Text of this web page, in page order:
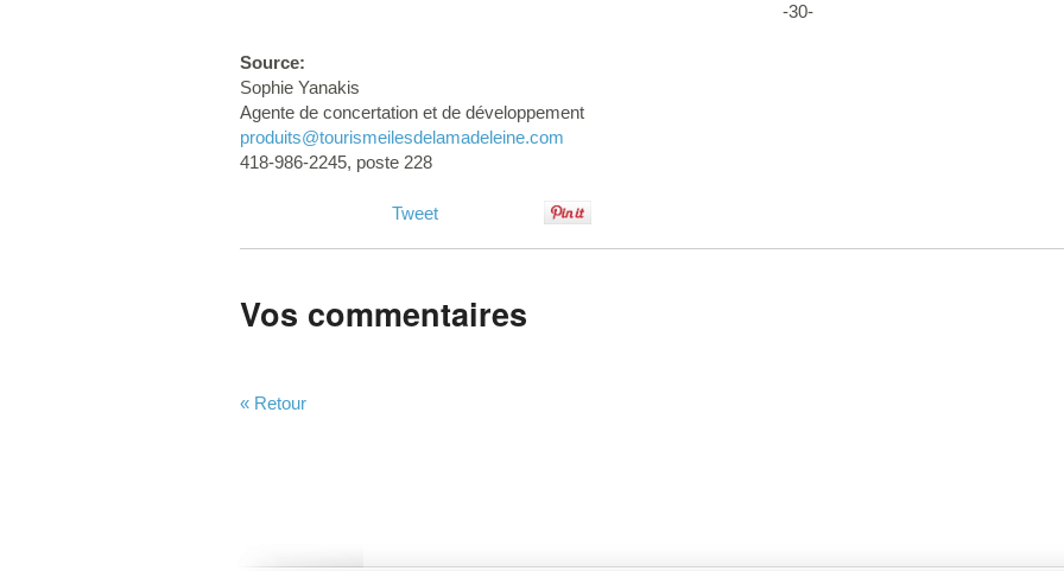
-30-
Source:
Sophie Yanakis
Agente de concertation et de développement
produits@tourismeilesdelamadeleine.com
418-986-2245, poste 228
Tweet
Vos commentaires
« Retour